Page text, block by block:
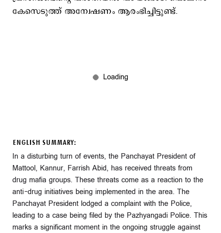
കേസെടുത്ത് അന്വേഷണം ആരംഭിച്ചിട്ടുണ്ട്.
ENGLISH SUMMARY:
In a disturbing turn of events, the Panchayat President of
Mattool, Kannur, Farrish Abid, has received threats from
drug mafia groups. These threats come as a reaction to the
anti-drug initiatives being implemented in the area. The
Panchayat President lodged a complaint with the Police,
leading to a case being filed by the Pazhyangadi Police. This
marks a significant moment in the ongoing struggle against